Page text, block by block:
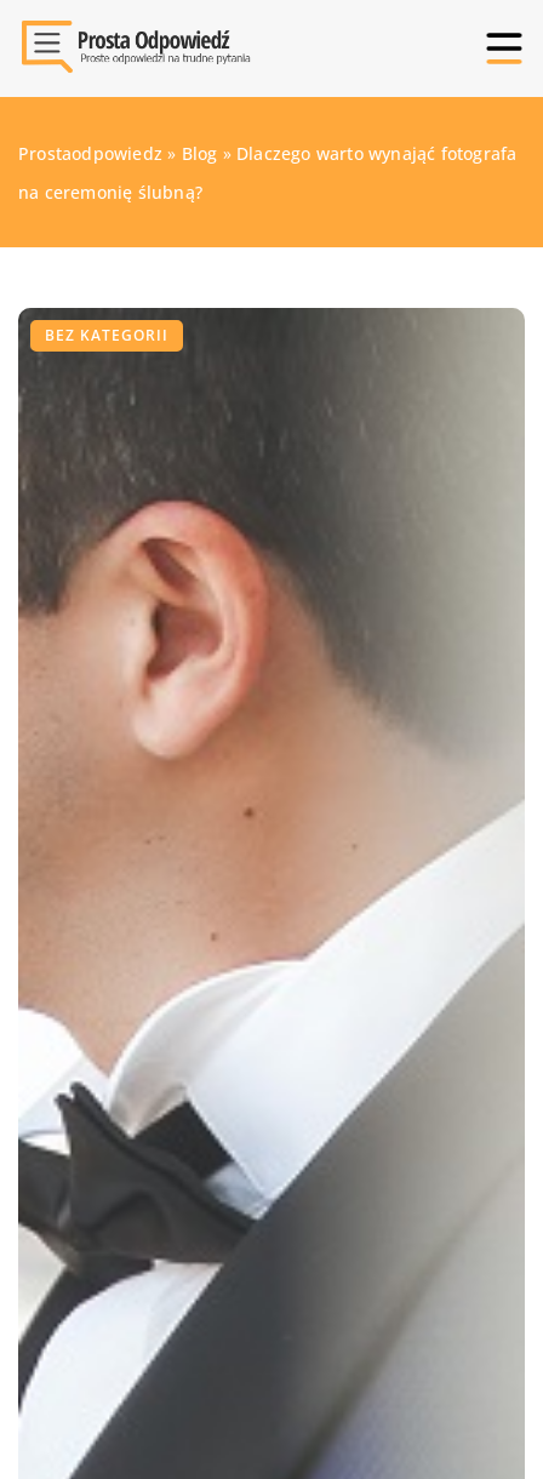
Prostaodpowiedz » Blog » Dlaczego warto wynająć fotografa
na ceremonię ślubną?
BEZ KATEGORII